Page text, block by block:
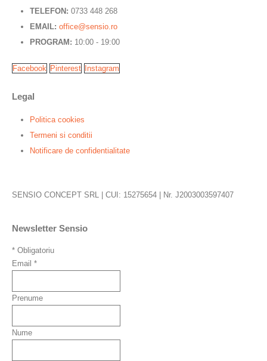
TELEFON: 0733 448 268
EMAIL: office@sensio.ro
PROGRAM: 10:00 - 19:00
Facebook Pinterest Instagram
Legal
Politica cookies
Termeni si conditii
Notificare de confidentialitate
SENSIO CONCEPT SRL | CUI: 15275654 | Nr. J2003003597407
Newsletter Sensio
* Obligatoriu
Email *
Prenume
Nume